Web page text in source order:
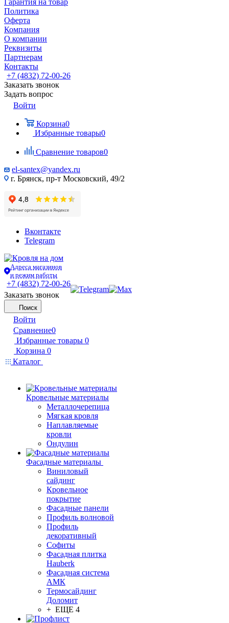
Гарантия на товар
Политика
Оферта
Компания
О компании
Реквизиты
Партнерам
Контакты
+7 (4832) 72-00-26
Заказать звонок
Задать вопрос
Войти
Корзина0
Избранные товары0
Сравнение товаров0
el-santex@yandex.ru
г. Брянск, пр-т Московский, 49/2
Вконтакте
Telegram
Адреса магазинов
и режим работы
+7 (4832) 72-00-26
Заказать звонок
Поиск
Войти
Сравнение0
Избранные товары 0
Корзина 0
Каталог
Кровельные материалы
Металлочерепица
Мягкая кровля
Наплавляемые
кровли
Ондулин
Фасадные материалы
Виниловый
сайдинг
Кровельное
покрытие
Фасадные панели
Профиль волновой
Профиль
декоративный
Софиты
Фасадная плитка
Hauberk
Фасадная система
АМК
Термосайдинг
Доломит
+ ЕЩЕ 4